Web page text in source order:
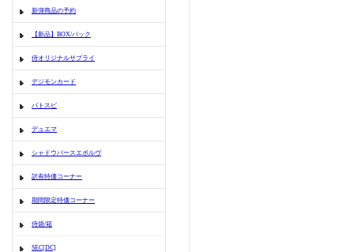
新弾商品の予約
【新品】BOX/パック
侍オリジナルサプライ
デジモンカード
バトスピ
デュエマ
シャドウバースエボルヴ
訳有特価コーナー
期間限定特価コーナー
侍袋/箱
SEC[DC]